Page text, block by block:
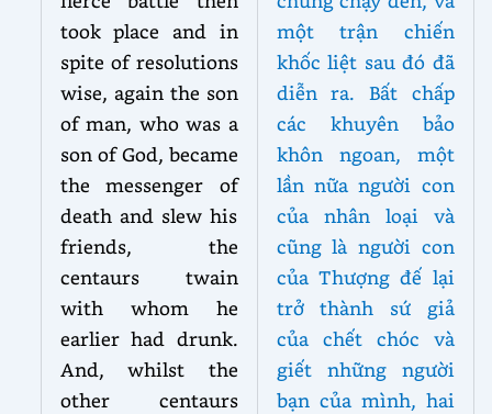
took place and in
spite of resolutions
wise, again the son
of man, who was a
son of God, became
the messenger of
death and slew his
friends, the
centaurs twain
with whom he
earlier had drunk.
And, whilst the
other centaurs
một trận chiến
khốc liệt sau đó đã
diễn ra. Bất chấp
các khuyên bảo
khôn ngoan, một
lần nữa người con
của nhân loại và
cũng là người con
của Thượng đế lại
trở thành sứ giả
của chết chóc và
giết những người
bạn của mình, hai